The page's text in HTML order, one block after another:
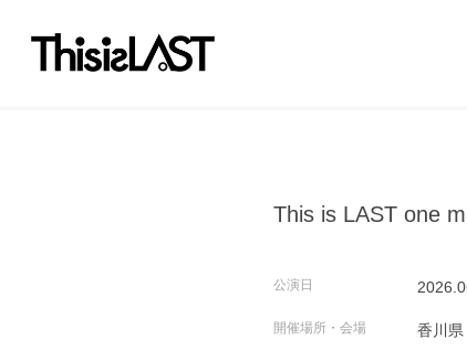
This is LAST one
公演日
開催場所・会場 香川県